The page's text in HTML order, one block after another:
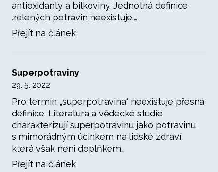
antioxidanty a bílkoviny. Jednotná definice
zelených potravin neexistuje.…
Přejít na článek
Superpotraviny
29. 5. 2022
Pro termín „superpotravina“ neexistuje přesná
definice. Literatura a vědecké studie
charakterizují superpotravinu jako potravinu
s mimořádným účinkem na lidské zdraví,
která však není doplňkem…
Přejít na článek